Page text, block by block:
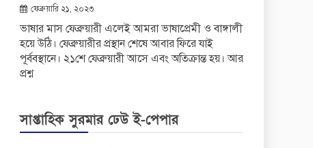
ফেব্রুয়ারি ২১, ২০২৩
ভাষার মাস ফেব্রুয়ারী এলেই আমরা ভাষাপ্রেমী ও বাঙ্গালী
হয়ে উঠি। ফেব্রুয়ারীর প্রস্থান শেষে আবার ফিরে যাই
পূর্ববস্থানে। ২১শে ফেব্রুয়ারী আসে এবং অতিক্রান্ত হয়। আর
প্রশ্ন
সাপ্তাহিক সুরমার ঢেউ ই-পেপার